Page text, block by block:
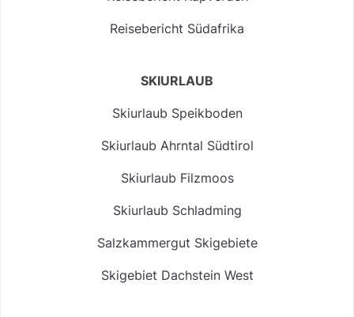
Reisebericht Südafrika
SKIURLAUB
Skiurlaub Speikboden
Skiurlaub Ahrntal Südtirol
Skiurlaub Filzmoos
Skiurlaub Schladming
Salzkammergut Skigebiete
Skigebiet Dachstein West